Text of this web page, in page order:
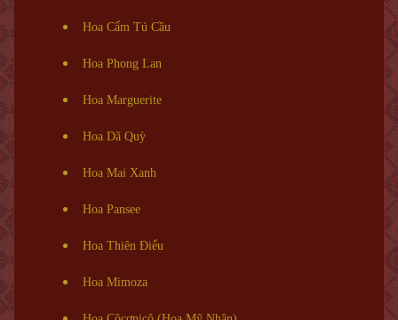
Hoa Cẩm Tú Cầu
Hoa Phong Lan
Hoa Marguerite
Hoa Dã Quỳ
Hoa Mai Xanh
Hoa Pansee
Hoa Thiên Điểu
Hoa Mimoza